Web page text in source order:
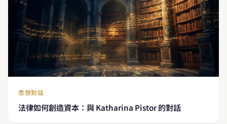
思想對話
法律如何創造資本：與 Katharina Pistor 的對話